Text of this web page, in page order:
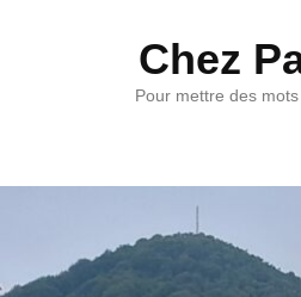
Chez
Pour mettre des